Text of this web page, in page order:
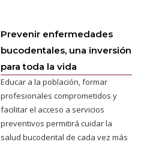
Prevenir enfermedades
bucodentales, una inversión
para toda la vida
Educar a la población, formar
profesionales comprometidos y
facilitar el acceso a servicios
preventivos permitirá cuidar la
salud bucodental de cada vez más